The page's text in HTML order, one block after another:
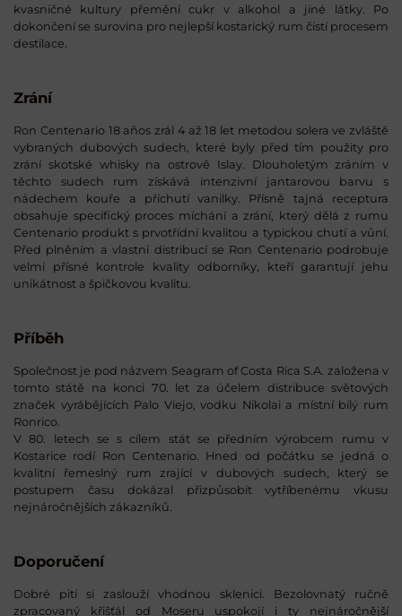
kvasničné kultury přemění cukr v alkohol a jiné látky. Po
dokončení se surovina pro nejlepší kostarický rum čistí procesem
destilace.
Zrání
Ron Centenario 18 años zrál 4 až 18 let metodou solera ve zvláště
vybraných dubových sudech, které byly před tím použity pro
zrání skotské whisky na ostrově Islay. Dlouholetým zráním v
těchto sudech rum získává intenzivní jantarovou barvu s
nádechem kouře a příchutí vanilky. Přísně tajná receptura
obsahuje specifický proces míchání a zrání, který dělá z rumu
Centenario produkt s prvotřídní kvalitou a typickou chutí a vůní.
Před plněním a vlastní distribucí se Ron Centenario podrobuje
velmi přísné kontrole kvality odborníky, kteří garantují jehu
unikátnost a špičkovou kvalitu.
Příběh
Společnost je pod názvem Seagram of Costa Rica S.A. založena v
tomto státě na konci 70. let za účelem distribuce světových
značek vyrábějících Palo Viejo, vodku Nikolai a místní bílý rum
Ronrico.
V 80. letech se s cílem stát se předním výrobcem rumu v
Kostarice rodí Ron Centenario. Hned od počátku se jedná o
kvalitní řemeslný rum zrající v dubových sudech, který se
postupem času dokázal přizpůsobit vytříbenému vkusu
nejnáročnějších zákazníků.
Doporučení
Dobré pití si zaslouží vhodnou sklenici. Bezolovnatý ručně
zpracovaný křišťál od Moseru uspokojí i ty nejnáročnější